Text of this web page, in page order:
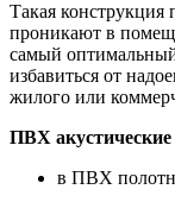
Такая конструкция
проникают в
самый
избавиться от
жилого или
ПВХ
в ПВХ